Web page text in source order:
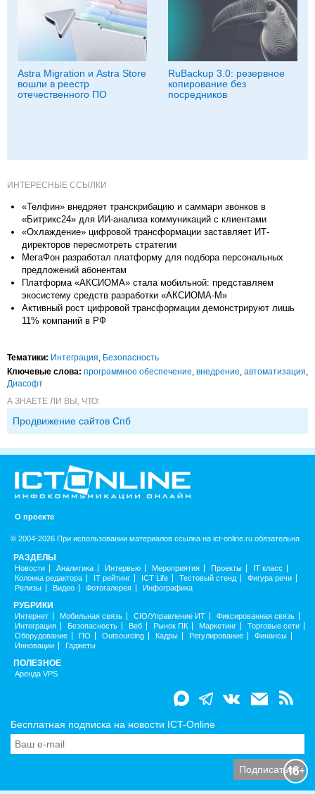
Astra Migration и Astra Store
вошли в реестр
отечественного ПО
RuBackup 3.0: резервное
копирование без
посредников
ИНТЕРЕСНЫЕ ССЫЛКИ
«Телфин» внедряет транскрибацию и саммари звонков в
«Битрикс24» для ИИ-анализа коммуникаций с клиентами
«Охлаждение» цифровой трансформации заставляет ИТ-
директоров пересмотреть стратегии
МегаФон разработал платформу для подбора персональных
предложений абонентам
Платформа «АКСИОМА» стала мобильной: представляем
экосистему средств разработки «АКСИОМА-М»
Активный рост цифровой трансформации демонстрируют лишь
11% компаний в РФ
Тематики: Интеграция, Безопасность
Ключевые слова: программное обеспечение, внедрение, автоматизация,
Диасофт
А ЗНАЕТЕ ЛИ ВЫ, ЧТО:
Продвижение сайтов Спб
О проекте
© 2004-2026 При использовании материалов ссылка на ict-online.ru обязательна
РАЗДЕЛЫ
Новости Аналитика Интервью Мероприятия Проекты
IT класс
Колонка редактора
IT рейтинг ICT Life Тестовый стенд
Фигура речи
Релизы
Видео Фотогалерея Инфографика
РУБРИКИ
Интернет Мобильная связь CIO/Управление ИТ
Фиксированная связь
Интеграция
Безопасность Веб Рынок ПК Маркетинг
Торговые сети
Оборудование
ПО Outsourcing Кадры Регулирование
Финансы
Инновации
Гаджеты
ПОЛЕЗНОЕ
Аренда VPS
Бесплатная подписка на новости ICT-Online